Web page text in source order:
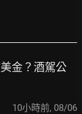
金？酒駕公
10小時前, 08/06